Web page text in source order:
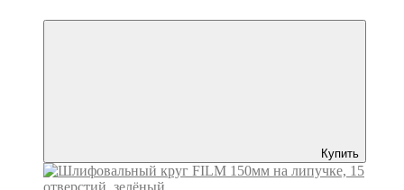
Купить